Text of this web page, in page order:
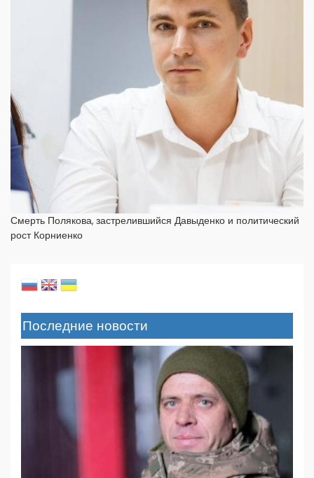
Смерть Полякова, застрелившийся Давыденко и политический
рост Корниенко
Последние новости